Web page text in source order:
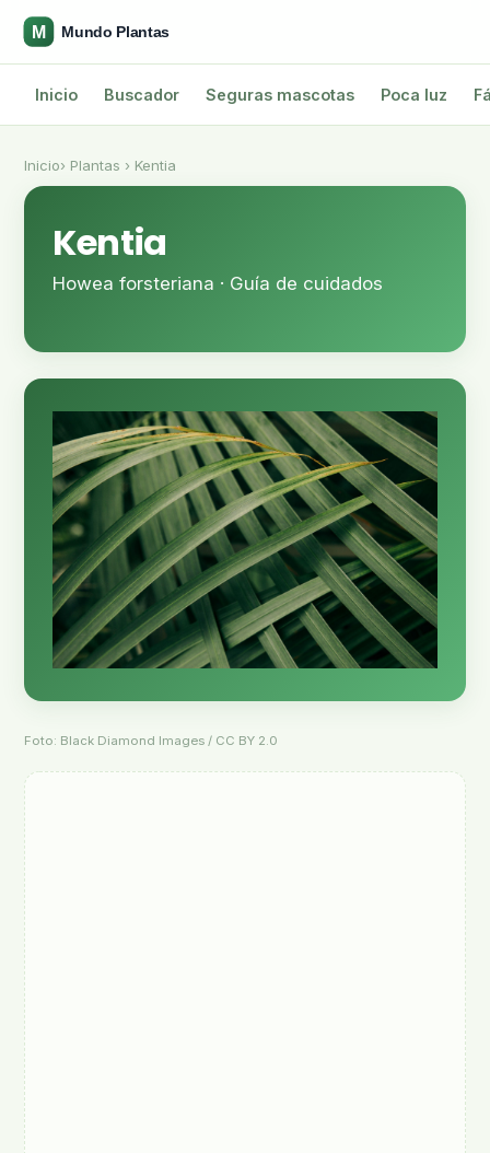
Inicio Buscador Seguras mascotas Poca luz
Inicio› Plantas › Kentia
Kentia
Howea forsteriana · Guía de cuidados
Foto: Black Diamond Images / CC BY 2.0